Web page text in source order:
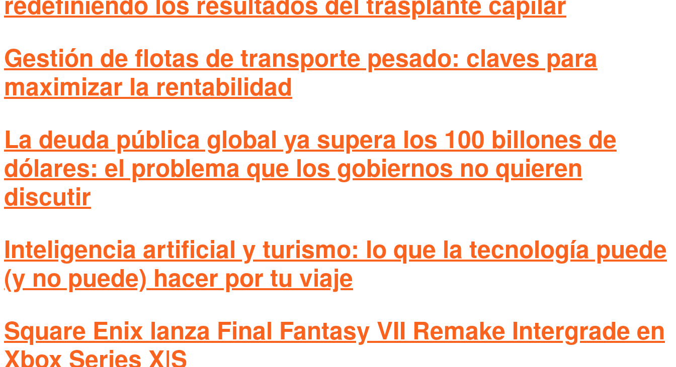
Gestión de flotas de transporte pesado: claves para
maximizar la rentabilidad
La deuda pública global ya supera los 100 billones de
dólares: el problema que los gobiernos no quieren
discutir
Inteligencia artificial y turismo: lo que la tecnología puede
(y no puede) hacer por tu viaje
Square Enix lanza Final Fantasy VII Remake Intergrade en
Xbox Series X|S